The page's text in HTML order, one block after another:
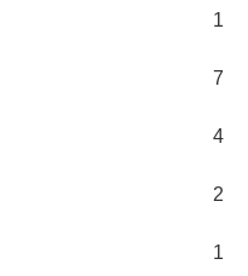
1
7
4
2
1